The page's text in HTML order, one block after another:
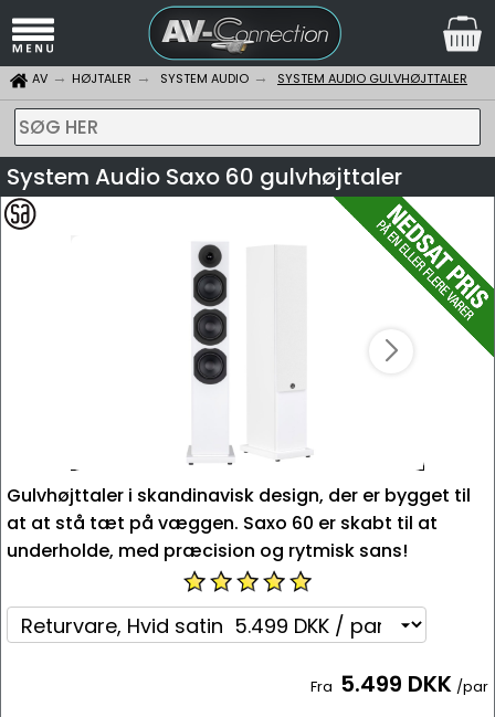
AV HØJTALER SYSTEM AUDIO SYSTEM AUDIO GULVHØJTTALER
SØG HER
System Audio Saxo 60 gulvhøjttaler
Gulvhøjttaler i skandinavisk design, der er bygget til
at at stå tæt på væggen. Saxo 60 er skabt til at
underholde, med præcision og rytmisk sans!
Fra 5.499 DKK /par